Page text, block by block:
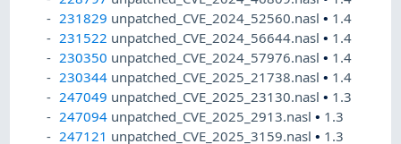
231829 unpatched_CVE_2024_52560.nasl• 1.4
231522 unpatched_CVE_2024_56644.nasl• 1.4
230350 unpatched_CVE_2024_57976.nasl• 1.4
230344 unpatched_CVE_2025_21738.nasl• 1.4
247049 unpatched_CVE_2025_23130.nasl• 1.3
247094 unpatched_CVE_2025_2913.nasl• 1.3
247121 unpatched_CVE_2025_3159.nasl• 1.3